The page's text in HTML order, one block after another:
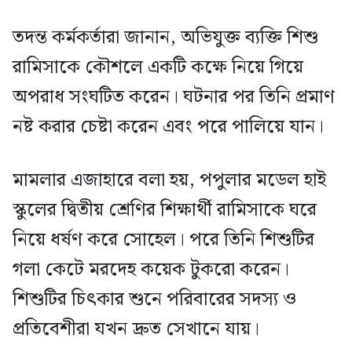
তদন্ত কর্মকর্তারা জানান, অভিযুক্ত ব্যক্তি শিশু
রামিসাকে কৌশলে একটি কক্ষে নিয়ে গিয়ে
অপরাধ সংঘটিত করেন। ঘটনার পর তিনি প্রমাণ
নষ্ট করার চেষ্টা করেন এবং পরে পালিয়ে যান।
মামলার এজাহারে বলা হয়, পপুলার মডেল হাই
স্কুলের দ্বিতীয় শ্রেণির শিক্ষার্থী রামিসাকে ঘরে
নিয়ে ধর্ষণ করে সোহেল। পরে তিনি শিশুটির
গলা কেটে মরদেহ কয়েক টুকরো করেন।
শিশুটির চিৎকার শুনে পরিবারের সদস্য ও
প্রতিবেশীরা যখন দ্রুত সেখানে যায়।